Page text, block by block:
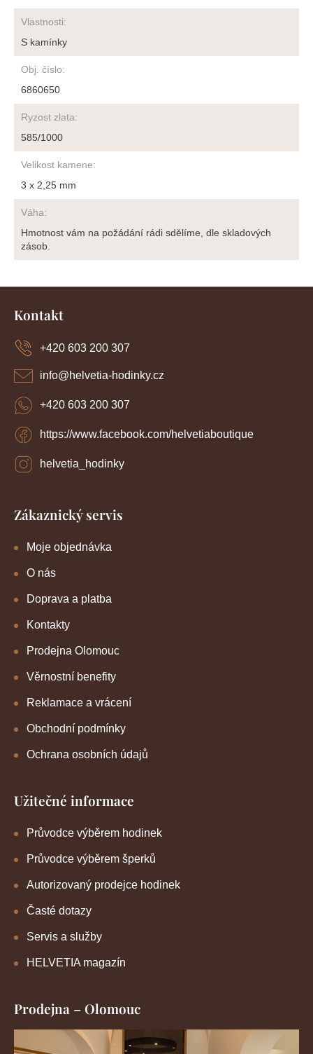
Vlastnosti:
S kamínky
Obj. číslo:
6860650
Ryzost zlata:
585/1000
Velikost kamene:
3 x 2,25 mm
Váha:
Hmotnost vám na požádání rádi sdělíme, dle skladových
zásob.
Kontakt
info@helvetia-hodinky.cz
+420 603 200 307
https://www.facebook.com/helvetiaboutique
helvetia_hodinky
+420 603 200 307
Zákaznický servis
Moje objednávka
O nás
Doprava a platba
Kontakty
Prodejna Olomouc
Věrnostní benefity
Reklamace a vrácení
Obchodní podmínky
Ochrana osobních údajů
Užitečné informace
Průvodce výběrem hodinek
Průvodce výběrem šperků
Autorizovaný prodejce hodinek
Časté dotazy
Servis a služby
HELVETIA magazín
Prodejna – Olomouc